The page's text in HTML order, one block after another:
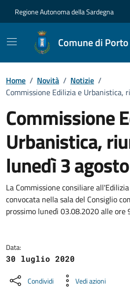
Regione Autonoma della Sardegna
Comune di
Home / Novità / Notizie /
Commissione Edilizia e Urbanistica,
Commissione
Urbanistica,
lunedì 3 agosto
Dettagli della
La Commissione consiliare
convocata nella sala del Consiglio
prossimo lunedì 03.08.2020 alle ore
Data:
30 luglio 2020
Condividi Vedi azioni